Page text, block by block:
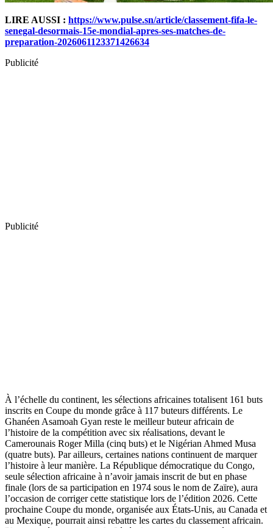
LIRE AUSSI : https://www.pulse.sn/article/classement-fifa-le-
senegal-desormais-15e-mondial-apres-ses-matches-de-
preparation-2026061123371426634
Publicité
Publicité
À l’échelle du continent, les sélections africaines totalisent 161 buts
inscrits en Coupe du monde grâce à 117 buteurs différents. Le
Ghanéen Asamoah Gyan reste le meilleur buteur africain de
l’histoire de la compétition avec six réalisations, devant le
Camerounais Roger Milla (cinq buts) et le Nigérian Ahmed Musa
(quatre buts). Par ailleurs, certaines nations continuent de marquer
l’histoire à leur manière. La République démocratique du Congo,
seule sélection africaine à n’avoir jamais inscrit de but en phase
finale (lors de sa participation en 1974 sous le nom de Zaïre), aura
l’occasion de corriger cette statistique lors de l’édition 2026. Cette
prochaine Coupe du monde, organisée aux États-Unis, au Canada et
au Mexique, pourrait ainsi rebattre les cartes du classement africain.